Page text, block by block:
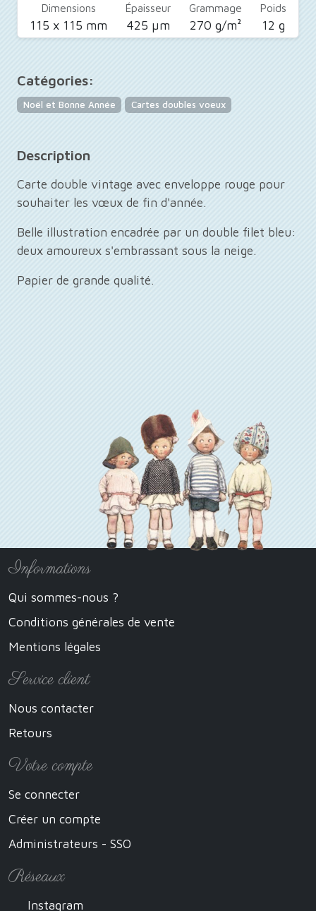
Dimensions
115 x 115 mm
Épaisseur
425 µm
Grammage
270 g/m²
Poids
12 g
Catégories:
Noël et Bonne Année Cartes doubles voeux
Description
Carte double vintage avec enveloppe rouge pour
souhaiter les vœux de fin d'année.
Belle illustration encadrée par un double filet bleu:
deux amoureux s'embrassant sous la neige.
Papier de grande qualité.
Informations
Qui sommes-nous ?
Conditions générales de vente
Mentions légales
Service client
Nous contacter
Retours
Votre compte
Se connecter
Créer un compte
Administrateurs - SSO
Réseaux
Instagram